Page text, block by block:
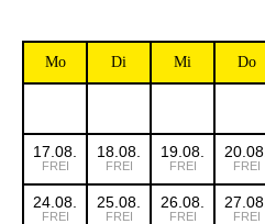
Mo Di Mi Do
17.08.
FREI
18.08.
FREI
19.08.
FREI
20.08.
FREI
24.08.
FREI
25.08.
FREI
26.08.
FREI
27.08.
FREI